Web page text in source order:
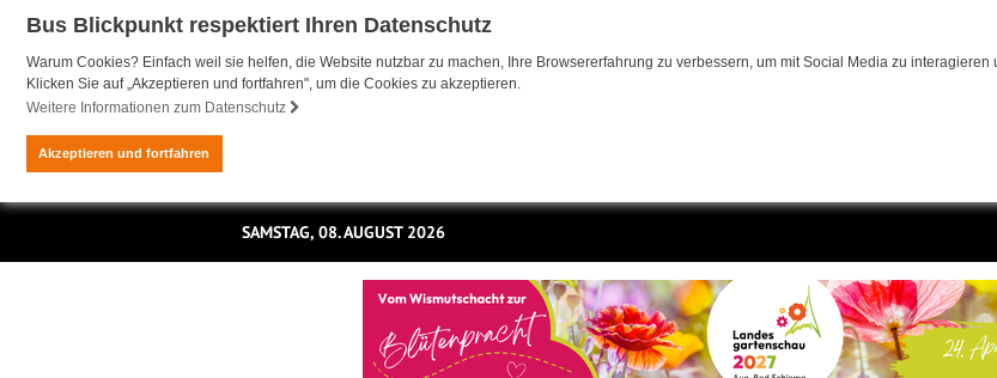
Bus Blickpunkt respektiert Ihren Datenschutz
Warum Cookies? Einfach weil sie helfen, die Website nutzbar zu machen, Ihre Browsererfahrung zu verbessern, um mit Social Media zu
Klicken Sie auf „Akzeptieren und fortfahren", um die Cookies zu akzeptieren.
Weitere Informationen zum Datenschutz
Akzeptieren und fortfahren
SAMSTAG, 08. AUGUST 2026